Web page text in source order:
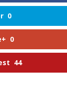
0
0
44